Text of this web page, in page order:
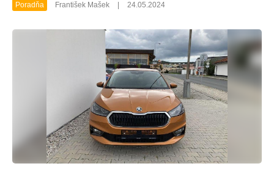
Poradňa František Mašek 24.05.2024